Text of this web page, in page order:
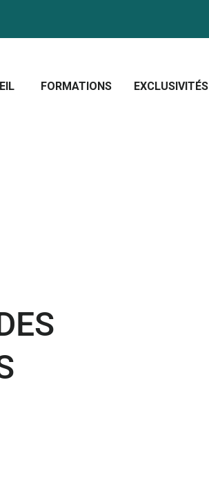
FORMATIONS EXCLUSIVITÉS